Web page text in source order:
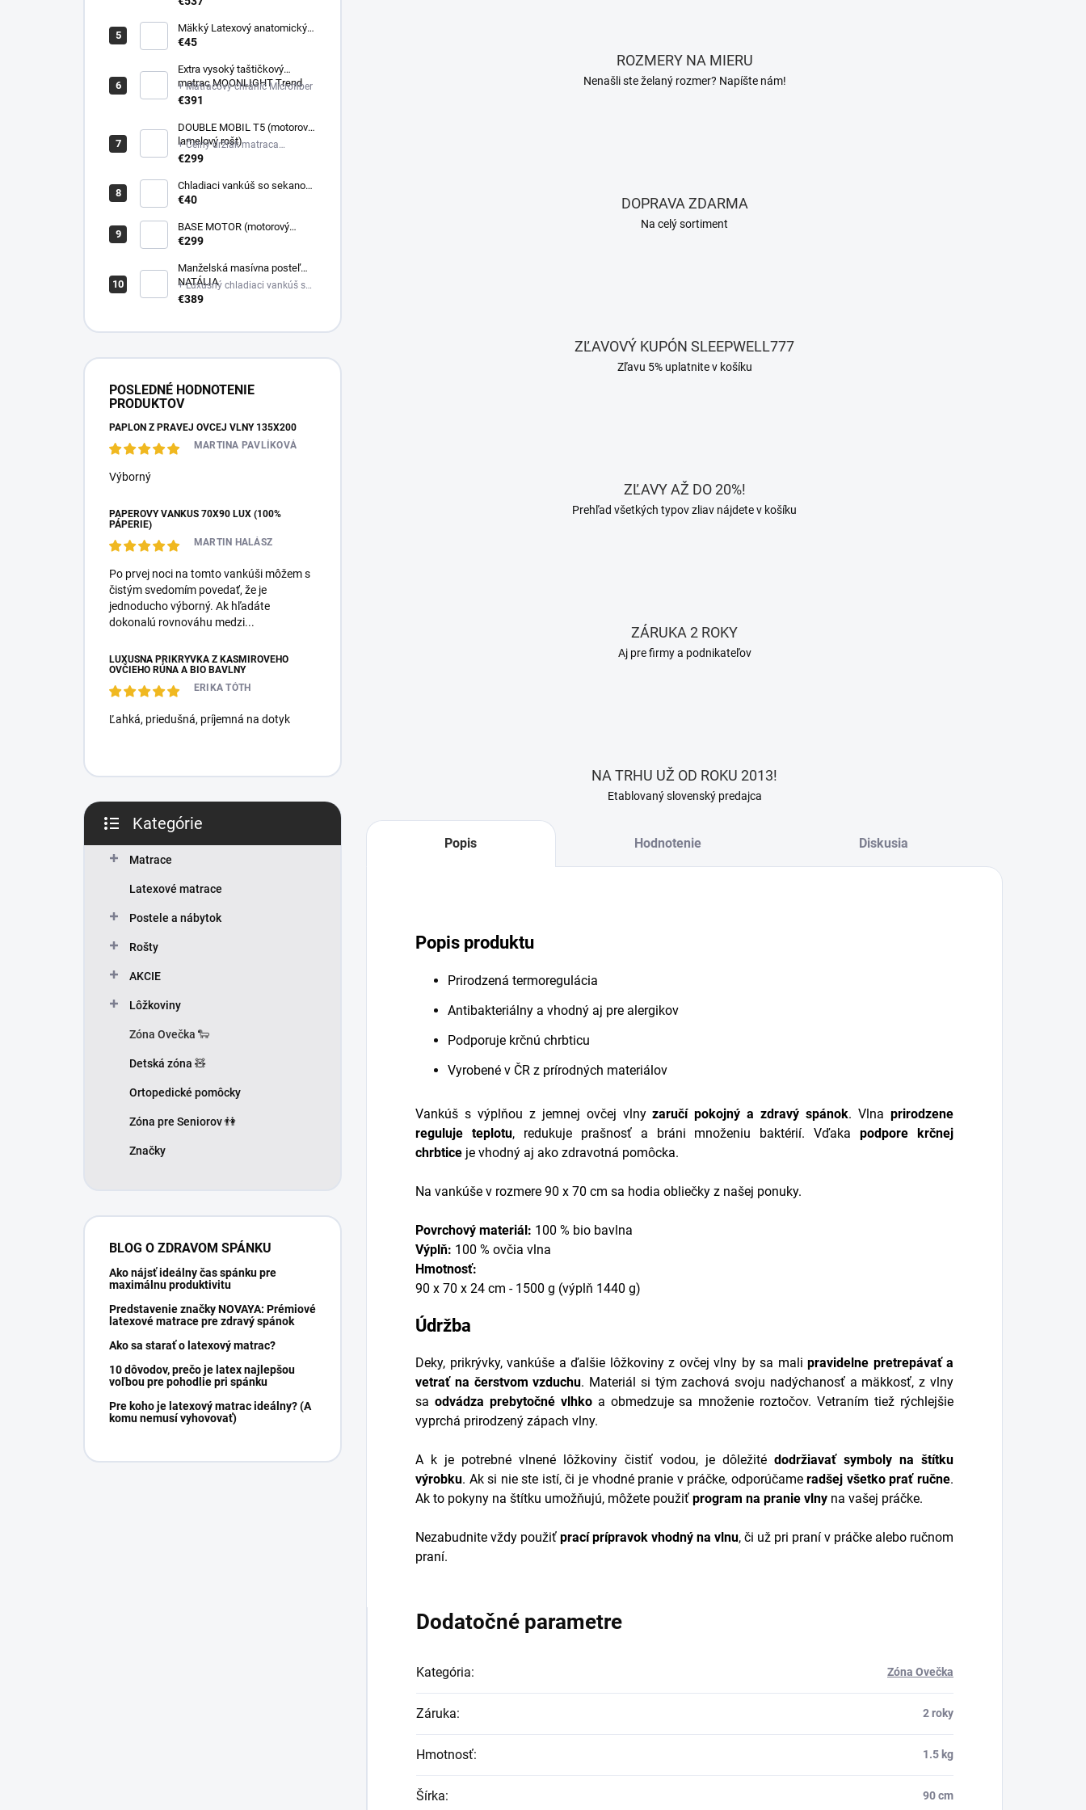
Mäkký Latexový anatomický
vankúš
€45
Extra vysoký taštičkový
matrac MOONLIGHT Trend
+ Matracový chránič Microfiber
€391
DOUBLE MOBIL T5 (motorový
lamelový rošt)
+ Čelný držiak matraca
plastový
€299
Chladiaci vankúš so sekanou
pamäťovou penou
€40
BASE MOTOR (motorový
latový rošt)
€299
Manželská masívna posteľ
NATÁLIA
+ Luxusný chladiaci vankúš so
sekanou pamäťovou penou
€389
POSLEDNÉ HODNOTENIE
PRODUKTOV
PAPLÓN Z PRAVEJ OVČEJ VLNY 135X200
MARTINA PAVLÍKOVÁ
Výborný
PÁPEROVÝ VANKÚŠ 70X90 LUX (100%
PÁPERIE)
MARTIN HALÁSZ
Po prvej noci na tomto vankúši môžem s
čistým svedomím povedať, že je
jednoducho výborný. Ak hľadáte
dokonalú rovnováhu medzi...
LUXUSNÁ PRIKRÝVKA Z KAŠMÍROVÉHO
OVČIEHO RÚNA A BIO BAVLNY
ERIKA TÓTH
Ľahká, priedušná, príjemná na dotyk
kategórie
Kategórie
Matrace
Latexové matrace
Postele a nábytok
Rošty
AKCIE
Lôžkoviny
Zóna Ovečka 🐑
Detská zóna 🧸
Ortopedické pomôcky
Zóna pre Seniorov 👫
Značky
BLOG O ZDRAVOM SPÁNKU
Ako nájsť ideálny čas spánku pre
maximálnu produktivitu
Predstavenie značky NOVAYA: Prémiové
latexové matrace pre zdravý spánok
Ako sa starať o latexový matrac?
10 dôvodov, prečo je latex najlepšou
voľbou pre pohodlie pri spánku
Pre koho je latexový matrac ideálny? (A
komu nemusí vyhovovať)
ROZMERY NA MIERU
Nenašli ste želaný rozmer? Napíšte nám!
DOPRAVA ZDARMA
Na celý sortiment
ZĽAVOVÝ KUPÓN SLEEPWELL777
Zľavu 5% uplatnite v košíku
ZĽAVY AŽ DO 20%!
Prehľad všetkých typov zliav nájdete v košíku
ZÁRUKA 2 ROKY
Aj pre firmy a podnikateľov
NA TRHU UŽ OD ROKU 2013!
Etablovaný slovenský predajca
Popis Hodnotenie Diskusia
Popis produktu
Prirodzená termoregulácia
Antibakteriálny a vhodný aj pre alergikov
Podporuje krčnú chrbticu
Vyrobené v ČR z prírodných materiálov
Vankúš s výplňou z jemnej ovčej vlnyzaručí pokojný a zdravý spánok. Vlnaprirodzene
reguluje teplotu, redukuje prašnosť a bráni množeniu baktérií. Vďakapodpore krčnej
chrbtice je vhodný aj ako zdravotná pomôcka.
Na vankúše v rozmere 90 x 70 cm sa hodia obliečky z našej ponuky.
Povrchový materiál: 100 % bio bavlna
Výplň: 100 % ovčia vlna
Hmotnosť:
90 x 70 x 24 cm - 1500 g (výplň 1440 g)
Údržba
Deky, prikrývky, vankúše a ďalšie lôžkoviny z ovčej vlny by sa mali pravidelne pretrepávať a
vetrať na čerstvom vzduchu. Materiál si tým zachová svoju nadýchanosť a mäkkosť, z vlny
sa odvádza prebytočné vlhkoa obmedzuje sa množenie roztočov. Vetraním tiež rýchlejšie
vyprchá prirodzený zápach vlny.
A k je potrebné vlnené lôžkoviny čistiť vodou, je dôležité dodržiavať symboly na štítku
výrobku. Ak si nie ste istí, či je vhodné pranie v práčke, odporúčameradšej všetko prať ručne.
Ak to pokyny na štítku umožňujú, môžete použiť program na pranie vlny na vašej práčke.
Nezabudnite vždy použiť prací prípravok vhodný na vlnu, či už pri praní v práčke alebo ručnom
praní.
Dodatočné parametre
Kategória: Zóna Ovečka
Záruka: 2 roky
Hmotnosť: 1.5 kg
Šírka: 90 cm